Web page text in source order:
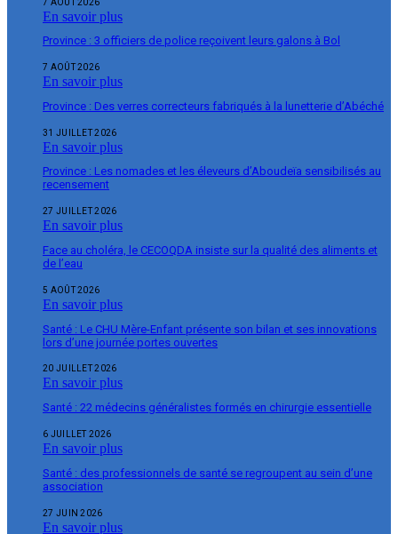
En savoir plus
Province : 3 officiers de police reçoivent leurs galons à Bol
7 AOÛT 2026
En savoir plus
Province : Des verres correcteurs fabriqués à la lunetterie d’Abéché
31 JUILLET 2026
En savoir plus
Province : Les nomades et les éleveurs d’Aboudeïa sensibilisés au
recensement
27 JUILLET 2026
En savoir plus
Face au choléra, le CECOQDA insiste sur la qualité des aliments et
de l’eau
5 AOÛT 2026
En savoir plus
Santé : Le CHU Mère-Enfant présente son bilan et ses innovations
lors d’une journée portes ouvertes
20 JUILLET 2026
En savoir plus
Santé : 22 médecins généralistes formés en chirurgie essentielle
6 JUILLET 2026
En savoir plus
Santé : des professionnels de santé se regroupent au sein d’une
association
27 JUIN 2026
En savoir plus